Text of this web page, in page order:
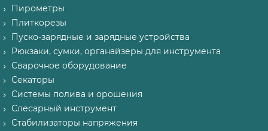
Пирометры
Плиткорезы
Пуско-зарядные и зарядные устройства
Рюкзаки, сумки, органайзеры для инструмента
Сварочное оборудование
Секаторы
Системы полива и орошения
Слесарный инструмент
Стабилизаторы напряжения